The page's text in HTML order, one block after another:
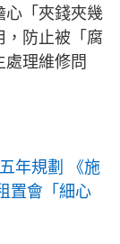
心「夾錢夾幾
，防止被「腐
理維修問
年規劃 《施
置會「細心